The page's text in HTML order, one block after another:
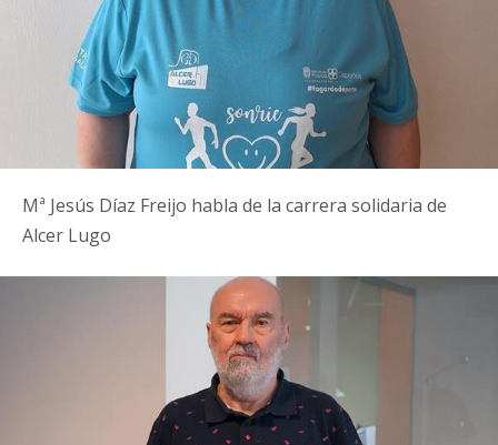
Mª Jesús Díaz Freijo habla de la carrera solidaria de
Alcer Lugo